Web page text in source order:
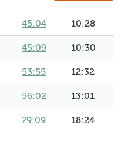
45:04 10:28
45:09 10:30
53:55 12:32
56:02 13:01
79:09 18:24